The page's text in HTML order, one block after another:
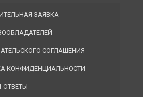
ЗАЯВКА
СОГЛАШЕНИЯ
КОНФИДЕНЦИАЛЬНОСТИ
ОТВЕТЫ